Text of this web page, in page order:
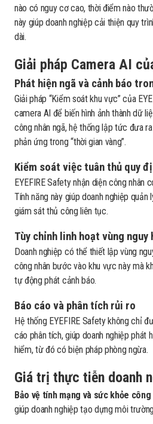
nào có nguy cơ cao, thời điểm nào
này giúp doanh nghiệp cải thiện quy
dài.
Giải pháp Camera AI
Phát hiện ngã và cảnh báo
Giải pháp “Kiểm soát khu vực” của
camera AI để biến hình ảnh thành dữ
công nhân ngã, hệ thống lập tức đưa
phản ứng trong “thời gian vàng”.
Kiểm soát việc tuân thủ quy
EYEFIRE Safety nhận diện công nhân
Tính năng này giúp doanh nghiệp quản
giám sát thủ công liên tục.
Tùy chỉnh linh hoạt vùng nguy
Doanh nghiệp có thể thiết lập vùng
công nhân bước vào khu vực này mà
tự động phát cảnh báo.
Báo cáo và phân tích rủi ro
Hệ thống EYEFIRE Safety không chỉ
cáo phân tích, giúp doanh nghiệp phát
hiểm, từ đó có biện pháp phòng ngừa.
Giá trị thực tiễn doanh
Bảo vệ tính mạng và sức khỏe công
giúp doanh nghiệp tạo dựng môi